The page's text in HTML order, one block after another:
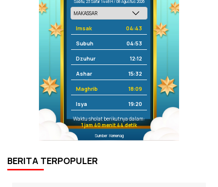
Sabtu, 23 Safar 1448 H / 08 Agustus 2026
Imsak 04:43
Subuh 04:53
Dzuhur 12:12
Ashar 15:32
Maghrib 18:09
Isya 19:20
Waktu sholat berikutnya dalam:
1 jam 40 menit 44 detik
Sumber: Kemenag
BERITA TERPOPULER